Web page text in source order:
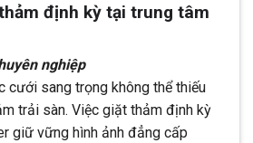
định kỳ tại trung tâm
nghiệp
cưới sang trọng không thể thiếu
trải sàn. Việc giặt thảm định kỳ
giữ vững hình ảnh đẳng cấp